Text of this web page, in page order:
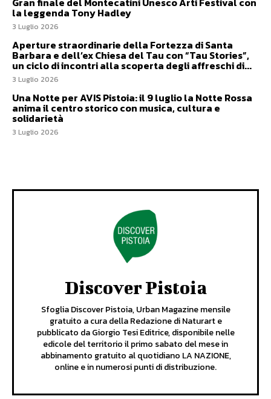
la leggenda Tony Hadley
3 Luglio 2026
Aperture straordinarie della Fortezza di Santa
Barbara e dell’ex Chiesa del Tau con “Tau Stories”,
un ciclo di incontri alla scoperta degli affreschi di...
3 Luglio 2026
Una Notte per AVIS Pistoia: il 9 luglio la Notte Rossa
anima il centro storico con musica, cultura e
solidarietà
3 Luglio 2026
Discover Pistoia
Sfoglia Discover Pistoia, Urban Magazine mensile
gratuito a cura della Redazione di Naturart e
pubblicato da Giorgio Tesi Editrice, disponibile nelle
edicole del territorio il primo sabato del mese in
abbinamento gratuito al quotidiano LA NAZIONE,
online e in numerosi punti di distribuzione.